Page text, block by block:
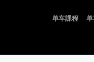
单车課程